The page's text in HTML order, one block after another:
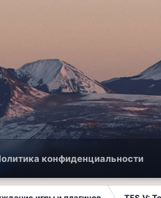
конфиденциальности